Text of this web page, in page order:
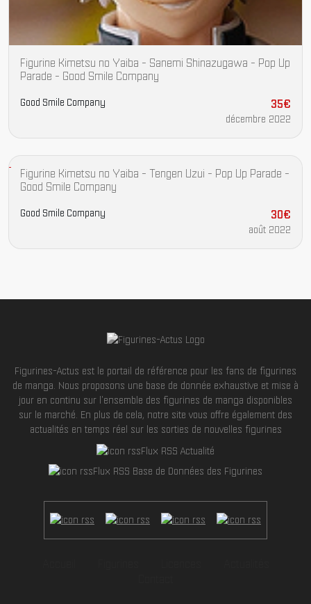
Figurine Kimetsu no Yaiba - Sanemi Shinazugawa - Pop Up
Parade - Good Smile Company
Good Smile Company 35€
décembre 2022
Figurine Kimetsu no Yaiba - Tengen Uzui - Pop Up Parade -
Good Smile Company
Good Smile Company 30€
août 2022
Figurines-Actus est le portail de référence pour les fans de figurines
de manga. Nous proposons une base de donnée exhaustive et mise à
jour en continu sur l'ensemble des figurines de manga disponibles
sur le marché. En plus de cela, notre site vous offre également des
actualités en temps réel sur les sorties de nouvelles figurines
Flux RSS Actualité
Flux RSS Base de Données des Figurines